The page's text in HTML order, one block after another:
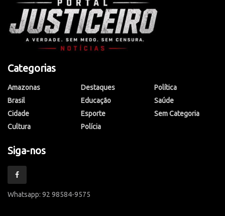
Categorias
Amazonas
Brasil
Cidade
Cultura
Destaques
Educação
Esporte
Polícia
Política
Saúde
Sem Categoria
Siga-nos
Whatsapp: 92 98584-9575